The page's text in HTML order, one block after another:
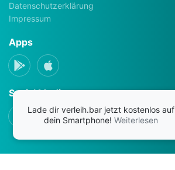
Datenschutzerklärung
Impressum
Apps
Social Media
Lade dir verleih.bar jetzt kostenlos auf
dein Smartphone! Weiterlesen